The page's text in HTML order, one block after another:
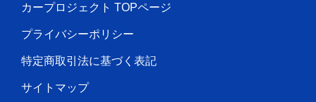
カープロジェクト TOPページ
プライバシーポリシー
特定商取引法に基づく表記
サイトマップ